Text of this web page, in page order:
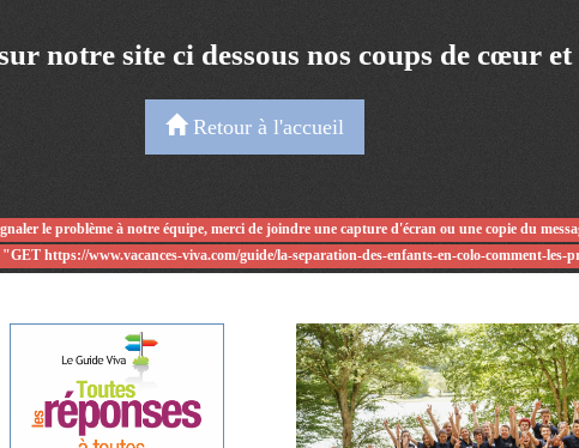
notre site ci dessous nos coups de cœur
Retour à l'accueil
le problème à notre équipe, merci de joindre une capture d'écran ou une copie du
https://www.vacances-viva.com/guide/la-separation-des-enfants-en-colo-comment-les-